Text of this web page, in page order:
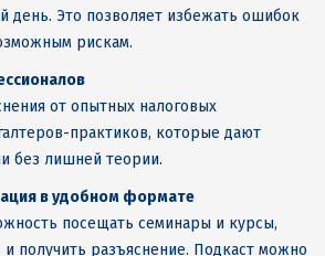
день. Это позволяет избежать ошибок
рискам.
от опытных налоговых
практиков, которые дают
без лишней теории.
в удобном формате
посещать семинары и курсы,
и получить разъяснение. Подкаст можно